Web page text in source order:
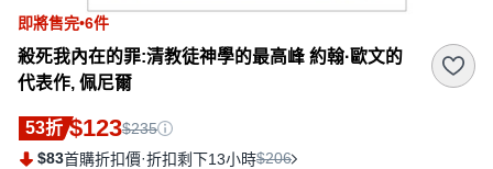
即將售完•6件
殺死我內在的罪:清教徒神學的最高峰 約翰·歐文的
代表作, 佩尼爾
53折 $123$235
$83首購折扣價·折扣剩下13小時$206